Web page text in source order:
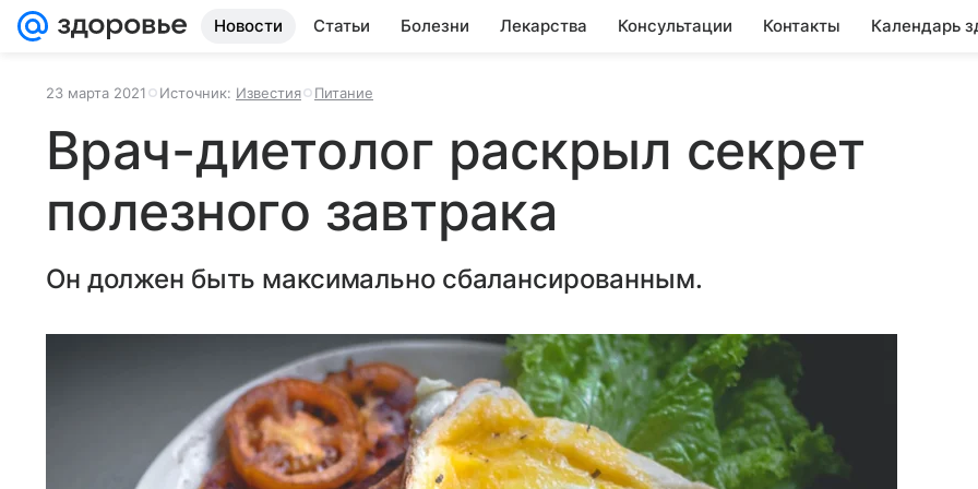
Новости Статьи Болезни Лекарства Консультации Контакты Календарь
23 марта 2021 Источник: Известия Питание
Врач-диетолог раскрыл секрет
полезного завтрака
Он должен быть максимально сбалансированным.